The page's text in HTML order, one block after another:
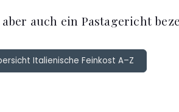
aber auch ein Pastagericht
Italienische Feinkost A–Z